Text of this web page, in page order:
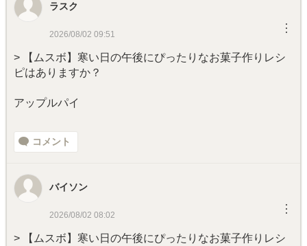
ラスク
2026/08/02 09:51 ︙
> 【ムスボ】寒い日の午後にぴったりなお菓子作りレシ
ピはありますか？
アップルパイ
コメント
バイソン
2026/08/02 08:02 ︙
> 【ムスボ】寒い日の午後にぴったりなお菓子作りレシ